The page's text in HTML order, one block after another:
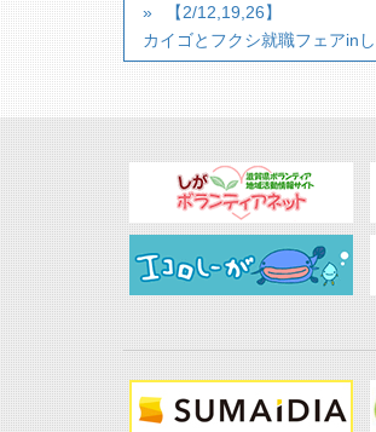
【2/12,19,26】
カイゴとフクシ就職フェアin